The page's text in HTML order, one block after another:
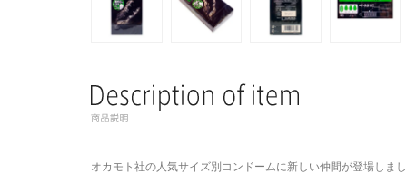
オカモト社の人気サイズ別コンドームに新しい仲間が登場し